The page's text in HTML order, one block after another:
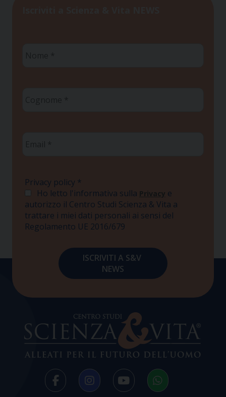
Privacy policy *
Ho letto l'informativa sulla Privacy e
autorizzo il Centro Studi Scienza & Vita a
trattare i miei dati personali ai sensi del
Regolamento UE 2016/679